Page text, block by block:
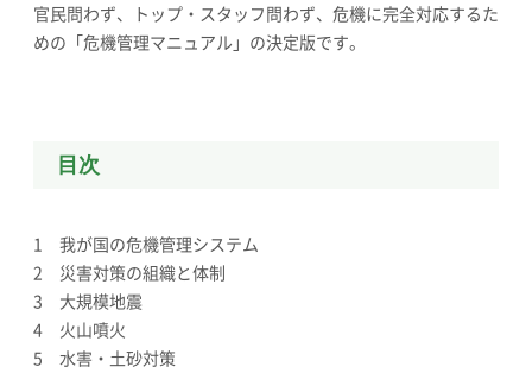
官民問わず、トップ・スタッフ問わず、危機に完全対応するた
めの「危機管理マニュアル」の決定版です。
目次
1 我が国の危機管理システム
2 災害対策の組織と体制
3 大規模地震
4 火山噴火
5 水害・土砂対策